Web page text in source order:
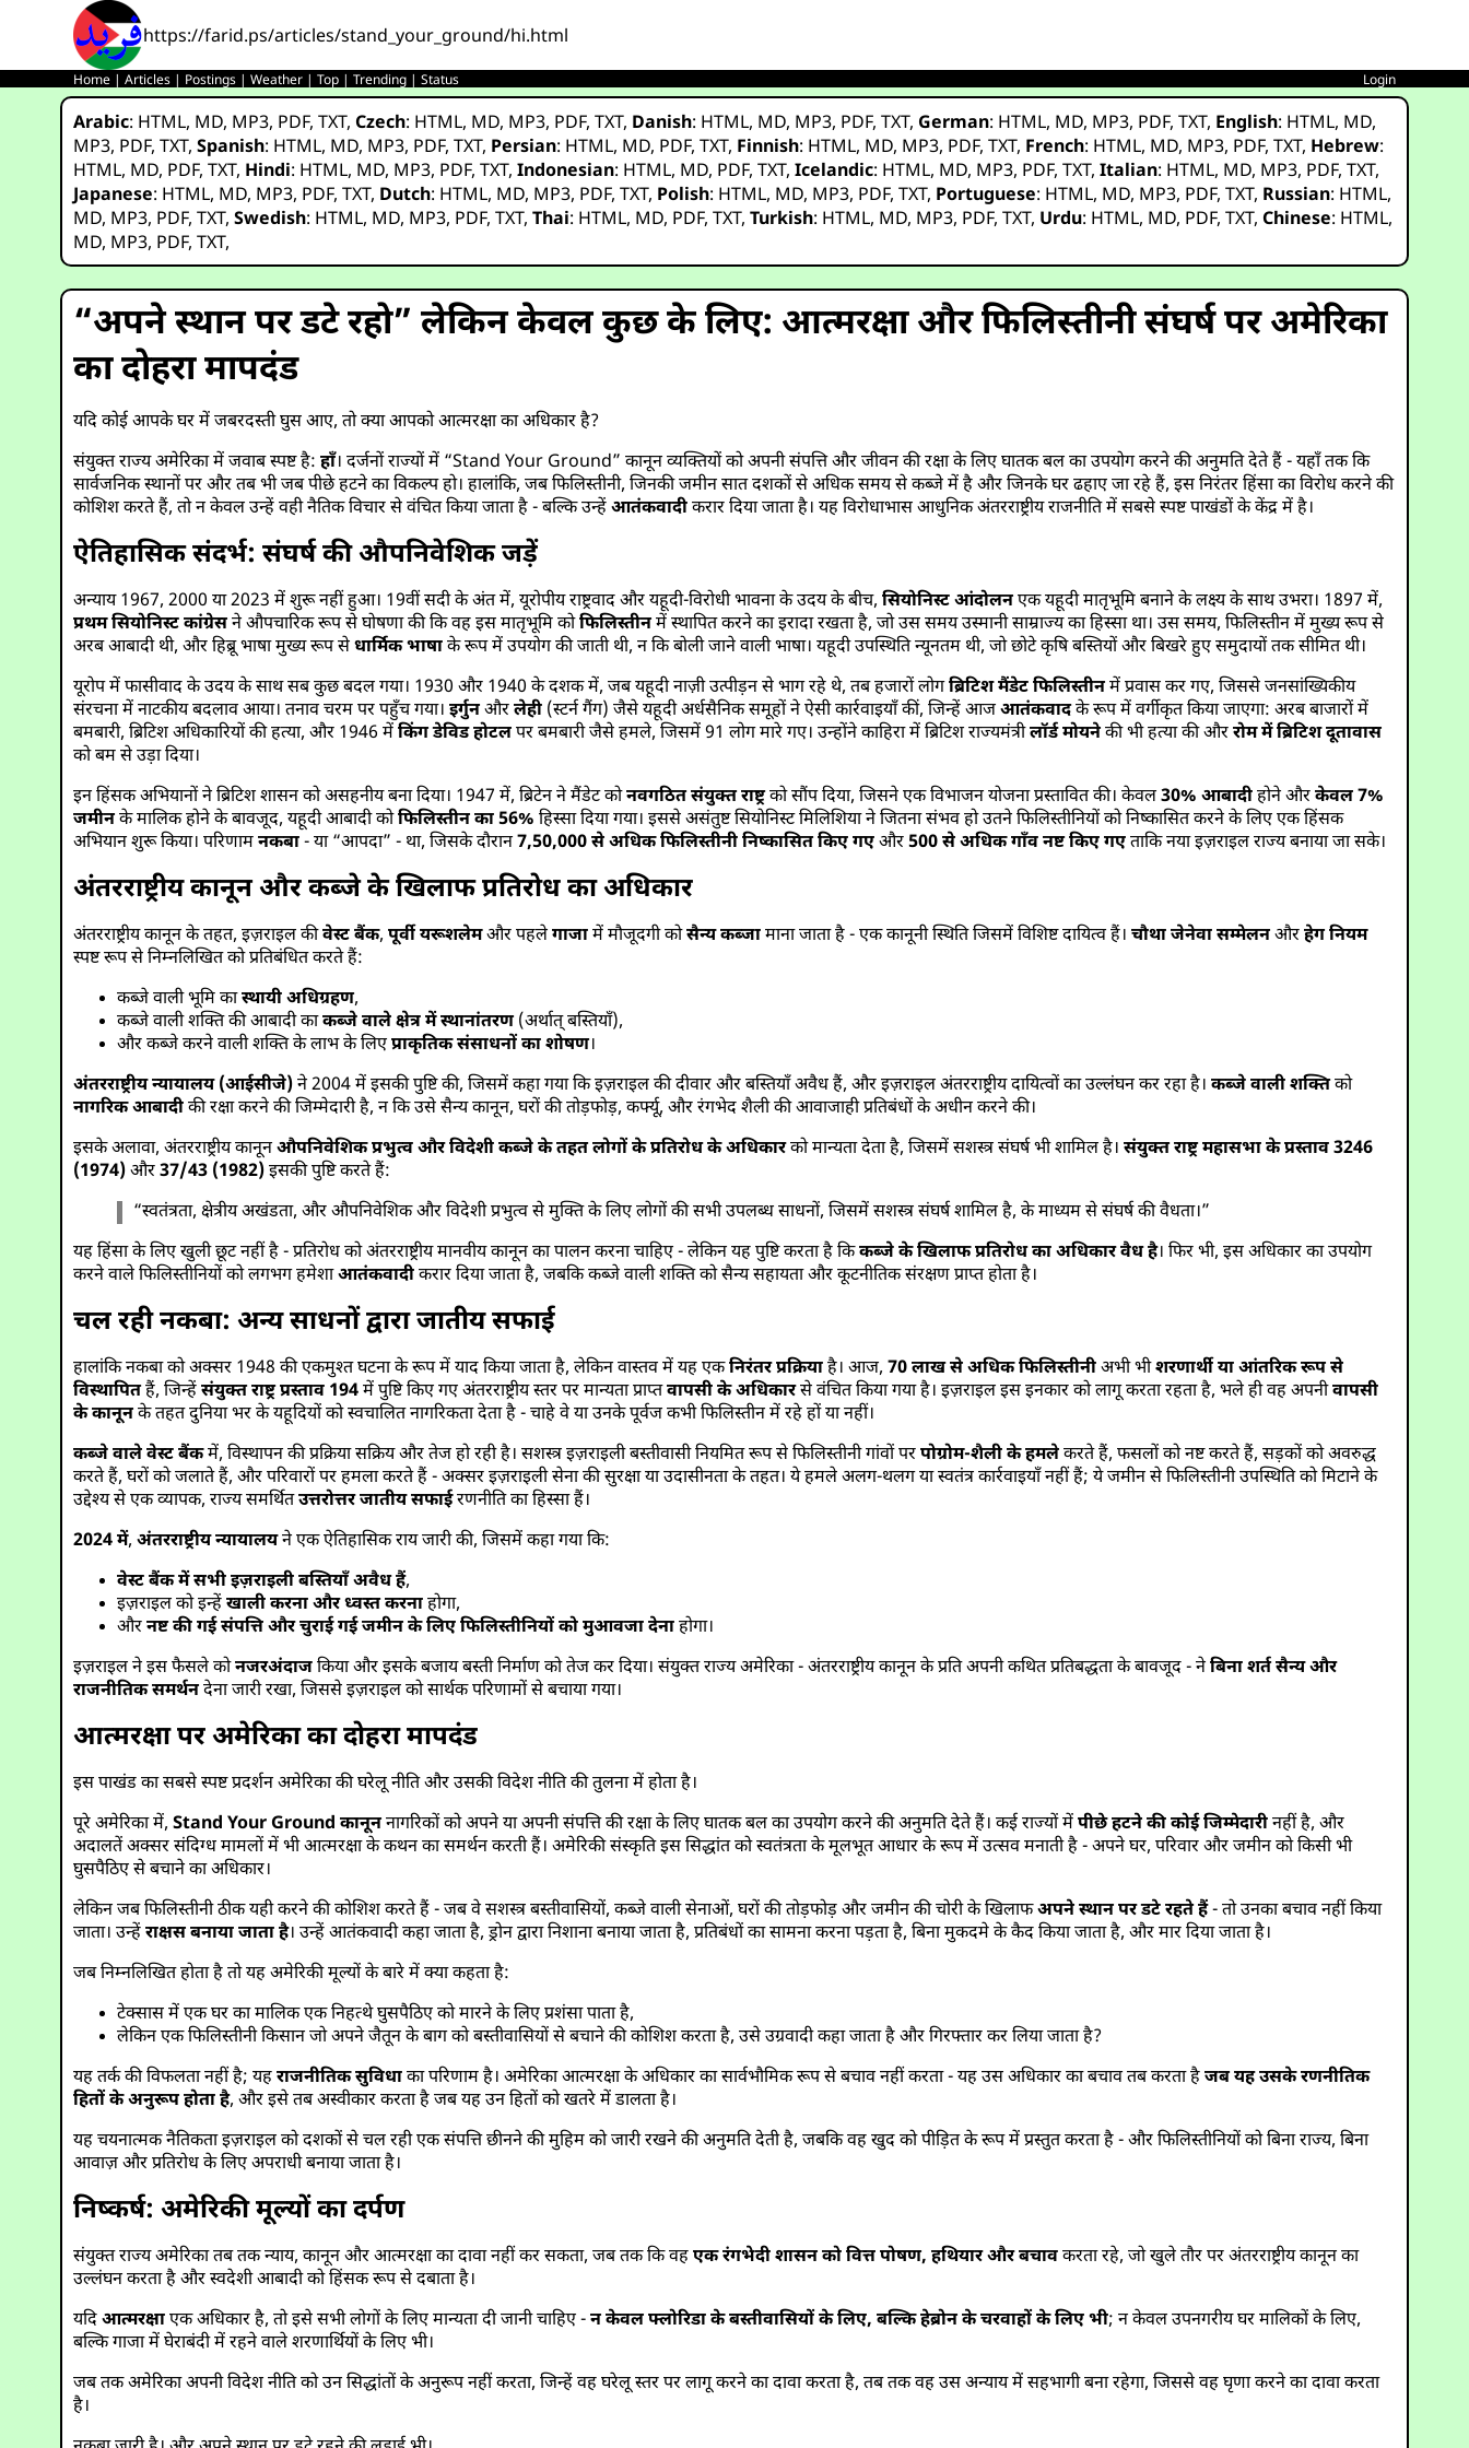
https://farid.ps/articles/stand_your_ground/hi.html
Home |Articles | Postings |Weather |Top |Trending |Status Login
Arabic: HTML, MD, MP3, PDF,TXT,Czech: HTML, MD, MP3, PDF,TXT, Danish: HTML, MD, MP3, PDF,TXT, German: HTML, MD, MP3, PDF,TXT, English: HTML, MD,
MP3, PDF,TXT,Spanish: HTML, MD, MP3, PDF,TXT, Persian: HTML, MD, PDF,TXT, Finnish: HTML, MD, MP3, PDF,TXT, French: HTML, MD, MP3, PDF,TXT, Hebrew:
HTML, MD, PDF,TXT, Hindi: HTML, MD, MP3, PDF,TXT,Indonesian: HTML, MD, PDF,TXT,Icelandic: HTML, MD, MP3, PDF,TXT,Italian: HTML, MD, MP3, PDF,TXT,
Japanese: HTML, MD, MP3, PDF,TXT, Dutch: HTML, MD, MP3, PDF,TXT, Polish: HTML, MD, MP3, PDF,TXT, Portuguese: HTML, MD, MP3, PDF,TXT, Russian: HTML,
MD, MP3, PDF,TXT,Swedish: HTML, MD, MP3, PDF,TXT,Thai: HTML, MD, PDF,TXT,Turkish: HTML, MD, MP3, PDF,TXT, Urdu: HTML, MD, PDF,TXT,Chinese: HTML,
MD, MP3, PDF,TXT,
“अपने स्थान पर डटे रहो” लेकिन केवल कुछ के लिए: आत्मरक्षा और फिलिस्तीनी संघर्ष पर अमेरिका
का दोहरा मापदंड
यदि कोई आपके घर में जबरदस्ती घुस आए, तो क्या आपको आत्मरक्षा का अधिकार है?
संयुक्त राज्य अमेरिका में जवाब स्पष्ट है:हाँ। दर्जनों राज्यों में “Stand Your Ground” कानून व्यक्तियों को अपनी संपत्ति और जीवन की रक्षा के लिए घातक बल का उपयोग करने की अनुमति देते हैं - यहाँ तक कि
सार्वजनिक स्थानों पर और तब भी जब पीछे हटने का विकल्प हो। हालांकि, जब फिलिस्तीनी, जिनकी जमीन सात दशकों से अधिक समय से कब्जे में है और जिनके घर ढहाए जा रहे हैं, इस निरंतर हिंसा का विरोध करने की
कोशिश करते हैं, तो न केवल उन्हें वही नैतिक विचार से वंचित किया जाता है - बल्कि उन्हेंआतंकवादीकरार दिया जाता है। यह विरोधाभास आधुनिक अंतरराष्ट्रीय राजनीति में सबसे स्पष्ट पाखंडों के केंद्र में है।
ऐतिहासिक संदर्भ: संघर्ष की औपनिवेशिक जड़ें
अन्याय 1967, 2000 या 2023 में शुरू नहीं हुआ। 19वीं सदी के अंत में, यूरोपीय राष्ट्रवाद और यहूदी-विरोधी भावना के उदय के बीच,सियोनिस्ट आंदोलनएक यहूदी मातृभूमि बनाने के लक्ष्य के साथ उभरा। 1897 में,
प्रथम सियोनिस्ट कांग्रेसने औपचारिक रूप से घोषणा की कि वह इस मातृभूमि कोफिलिस्तीनमें स्थापित करने का इरादा रखता है, जो उस समय उस्मानी साम्राज्य का हिस्सा था। उस समय, फिलिस्तीन में मुख्य रूप से
अरब आबादी थी, और हिब्रू भाषा मुख्य रूप सेधार्मिक भाषाके रूप में उपयोग की जाती थी, न कि बोली जाने वाली भाषा। यहूदी उपस्थिति न्यूनतम थी, जो छोटे कृषि बस्तियों और बिखरे हुए समुदायों तक सीमित थी।
यूरोप में फासीवाद के उदय के साथ सब कुछ बदल गया। 1930 और 1940 के दशक में, जब यहूदी नाज़ी उत्पीड़न से भाग रहे थे, तब हजारों लोगब्रिटिश मैंडेट फिलिस्तीनमें प्रवास कर गए, जिससे जनसांख्यिकीय
संरचना में नाटकीय बदलाव आया। तनाव चरम पर पहुँच गया।इर्गुनऔरलेही (स्टर्न गैंग) जैसे यहूदी अर्धसैनिक समूहों ने ऐसी कार्रवाइयाँ कीं, जिन्हें आजआतंकवादके रूप में वर्गीकृत किया जाएगा: अरब बाजारों में
बमबारी, ब्रिटिश अधिकारियों की हत्या, और 1946 मेंकिंग डेविड होटलपर बमबारी जैसे हमले, जिसमें 91 लोग मारे गए। उन्होंने काहिरा में ब्रिटिश राज्यमंत्रीलॉर्ड मोयनेकी भी हत्या की औररोम में ब्रिटिश दूतावास
को बम से उड़ा दिया।
इन हिंसक अभियानों ने ब्रिटिश शासन को असहनीय बना दिया। 1947 में, ब्रिटेन ने मैंडेट कोनवगठित संयुक्त राष्ट्रको सौंप दिया, जिसने एक विभाजन योजना प्रस्तावित की। केवल30% आबादीहोने औरकेवल 7%
जमीनके मालिक होने के बावजूद, यहूदी आबादी कोफिलिस्तीन का 56% हिस्सा दिया गया। इससे असंतुष्ट सियोनिस्ट मिलिशिया ने जितना संभव हो उतने फिलिस्तीनियों को निष्कासित करने के लिए एक हिंसक
अभियान शुरू किया। परिणामनकबा- या “आपदा” - था, जिसके दौरान7,50,000 से अधिक फिलिस्तीनी निष्कासित किए गएऔर500 से अधिक गाँव नष्ट किए गएताकि नया इज़राइल राज्य बनाया जा सके।
अंतरराष्ट्रीय कानून और कब्जे के खिलाफ प्रतिरोध का अधिकार
अंतरराष्ट्रीय कानून के तहत, इज़राइल कीवेस्ट बैंक,पूर्वी यरूशलेमऔर पहलेगाजामें मौजूदगी कोसैन्य कब्जामाना जाता है - एक कानूनी स्थिति जिसमें विशिष्ट दायित्व हैं।चौथा जेनेवा सम्मेलनऔरहेग नियम
स्पष्ट रूप से निम्नलिखित को प्रतिबंधित करते हैं:
कब्जे वाली भूमि कास्थायी अधिग्रहण,
कब्जे वाली शक्ति की आबादी काकब्जे वाले क्षेत्र में स्थानांतरण(अर्थात् बस्तियाँ),
और कब्जे करने वाली शक्ति के लाभ के लिएप्राकृतिक संसाधनों का शोषण।
अंतरराष्ट्रीय न्यायालय (आईसीजे)ने 2004 में इसकी पुष्टि की, जिसमें कहा गया कि इज़राइल की दीवार और बस्तियाँ अवैध हैं, और इज़राइल अंतरराष्ट्रीय दायित्वों का उल्लंघन कर रहा है।कब्जे वाली शक्तिको
नागरिक आबादीकी रक्षा करने की जिम्मेदारी है, न कि उसे सैन्य कानून, घरों की तोड़फोड़, कर्फ्यू, और रंगभेद शैली की आवाजाही प्रतिबंधों के अधीन करने की।
इसके अलावा, अंतरराष्ट्रीय कानूनऔपनिवेशिक प्रभुत्व और विदेशी कब्जे के तहत लोगों के प्रतिरोध के अधिकारको मान्यता देता है, जिसमें सशस्त्र संघर्ष भी शामिल है।संयुक्त राष्ट्र महासभा के प्रस्ताव 3246
(1974)और37/43 (1982)इसकी पुष्टि करते हैं:
“स्वतंत्रता, क्षेत्रीय अखंडता, और औपनिवेशिक और विदेशी प्रभुत्व से मुक्ति के लिए लोगों की सभी उपलब्ध साधनों, जिसमें सशस्त्र संघर्ष शामिल है, के माध्यम से संघर्ष की वैधता।”
यह हिंसा के लिए खुली छूट नहीं है - प्रतिरोध को अंतरराष्ट्रीय मानवीय कानून का पालन करना चाहिए - लेकिन यह पुष्टि करता है किकब्जे के खिलाफ प्रतिरोध का अधिकार वैध है। फिर भी, इस अधिकार का उपयोग
करने वाले फिलिस्तीनियों को लगभग हमेशाआतंकवादीकरार दिया जाता है, जबकि कब्जे वाली शक्ति को सैन्य सहायता और कूटनीतिक संरक्षण प्राप्त होता है।
चल रही नकबा: अन्य साधनों द्वारा जातीय सफाई
हालांकि नकबा को अक्सर 1948 की एकमुश्त घटना के रूप में याद किया जाता है, लेकिन वास्तव में यह एकनिरंतर प्रक्रियाहै। आज,70 लाख से अधिक फिलिस्तीनीअभी भीशरणार्थी या आंतरिक रूप से
विस्थापितहैं, जिन्हेंसंयुक्त राष्ट्र प्रस्ताव 194में पुष्टि किए गए अंतरराष्ट्रीय स्तर पर मान्यता प्राप्तवापसी के अधिकारसे वंचित किया गया है। इज़राइल इस इनकार को लागू करता रहता है, भले ही वह अपनीवापसी
के कानूनके तहत दुनिया भर के यहूदियों को स्वचालित नागरिकता देता है - चाहे वे या उनके पूर्वज कभी फिलिस्तीन में रहे हों या नहीं।
कब्जे वाले वेस्ट बैंकमें, विस्थापन की प्रक्रिया सक्रिय और तेज हो रही है। सशस्त्र इज़राइली बस्तीवासी नियमित रूप से फिलिस्तीनी गांवों परपोग्रोम-शैली के हमलेकरते हैं, फसलों को नष्ट करते हैं, सड़कों को अवरुद्ध
करते हैं, घरों को जलाते हैं, और परिवारों पर हमला करते हैं - अक्सर इज़राइली सेना की सुरक्षा या उदासीनता के तहत। ये हमले अलग-थलग या स्वतंत्र कार्रवाइयाँ नहीं हैं; ये जमीन से फिलिस्तीनी उपस्थिति को मिटाने के
उद्देश्य से एक व्यापक, राज्य समर्थितउत्तरोत्तर जातीय सफाईरणनीति का हिस्सा हैं।
2024 में,अंतरराष्ट्रीय न्यायालयने एक ऐतिहासिक राय जारी की, जिसमें कहा गया कि:
वेस्ट बैंक में सभी इज़राइली बस्तियाँ अवैध हैं,
इज़राइल को इन्हेंखाली करना और ध्वस्त करनाहोगा,
औरनष्ट की गई संपत्ति और चुराई गई जमीन के लिए फिलिस्तीनियों को मुआवजा देनाहोगा।
इज़राइल ने इस फैसले कोनजरअंदाजकिया और इसके बजाय बस्ती निर्माण को तेज कर दिया। संयुक्त राज्य अमेरिका - अंतरराष्ट्रीय कानून के प्रति अपनी कथित प्रतिबद्धता के बावजूद - नेबिना शर्त सैन्य और
राजनीतिक समर्थनदेना जारी रखा, जिससे इज़राइल को सार्थक परिणामों से बचाया गया।
आत्मरक्षा पर अमेरिका का दोहरा मापदंड
इस पाखंड का सबसे स्पष्ट प्रदर्शन अमेरिका की घरेलू नीति और उसकी विदेश नीति की तुलना में होता है।
पूरे अमेरिका में,Stand Your Ground कानूननागरिकों को अपने या अपनी संपत्ति की रक्षा के लिए घातक बल का उपयोग करने की अनुमति देते हैं। कई राज्यों मेंपीछे हटने की कोई जिम्मेदारीनहीं है, और
अदालतें अक्सर संदिग्ध मामलों में भी आत्मरक्षा के कथन का समर्थन करती हैं। अमेरिकी संस्कृति इस सिद्धांत को स्वतंत्रता के मूलभूत आधार के रूप में उत्सव मनाती है - अपने घर, परिवार और जमीन को किसी भी
घुसपैठिए से बचाने का अधिकार।
लेकिन जब फिलिस्तीनी ठीक यही करने की कोशिश करते हैं - जब वे सशस्त्र बस्तीवासियों, कब्जे वाली सेनाओं, घरों की तोड़फोड़ और जमीन की चोरी के खिलाफअपने स्थान पर डटे रहते हैं- तो उनका बचाव नहीं किया
जाता। उन्हेंराक्षस बनाया जाता है। उन्हें आतंकवादी कहा जाता है, ड्रोन द्वारा निशाना बनाया जाता है, प्रतिबंधों का सामना करना पड़ता है, बिना मुकदमे के कैद किया जाता है, और मार दिया जाता है।
जब निम्नलिखित होता है तो यह अमेरिकी मूल्यों के बारे में क्या कहता है:
टेक्सास में एक घर का मालिक एक निहत्थे घुसपैठिए को मारने के लिए प्रशंसा पाता है,
लेकिन एक फिलिस्तीनी किसान जो अपने जैतून के बाग को बस्तीवासियों से बचाने की कोशिश करता है, उसे उग्रवादी कहा जाता है और गिरफ्तार कर लिया जाता है?
यह तर्क की विफलता नहीं है; यहराजनीतिक सुविधाका परिणाम है। अमेरिका आत्मरक्षा के अधिकार का सार्वभौमिक रूप से बचाव नहीं करता - यह उस अधिकार का बचाव तब करता हैजब यह उसके रणनीतिक
हितों के अनुरूप होता है, और इसे तब अस्वीकार करता है जब यह उन हितों को खतरे में डालता है।
यह चयनात्मक नैतिकता इज़राइल को दशकों से चल रही एक संपत्ति छीनने की मुहिम को जारी रखने की अनुमति देती है, जबकि वह खुद को पीड़ित के रूप में प्रस्तुत करता है - और फिलिस्तीनियों को बिना राज्य, बिना
आवाज़ और प्रतिरोध के लिए अपराधी बनाया जाता है।
निष्कर्ष: अमेरिकी मूल्यों का दर्पण
संयुक्त राज्य अमेरिका तब तक न्याय, कानून और आत्मरक्षा का दावा नहीं कर सकता, जब तक कि वहएक रंगभेदी शासन को वित्त पोषण, हथियार और बचावकरता रहे, जो खुले तौर पर अंतरराष्ट्रीय कानून का
उल्लंघन करता है और स्वदेशी आबादी को हिंसक रूप से दबाता है।
यदिआत्मरक्षाएक अधिकार है, तो इसे सभी लोगों के लिए मान्यता दी जानी चाहिए -न केवल फ्लोरिडा के बस्तीवासियों के लिए, बल्कि हेब्रोन के चरवाहों के लिए भी; न केवल उपनगरीय घर मालिकों के लिए,
बल्कि गाजा में घेराबंदी में रहने वाले शरणार्थियों के लिए भी।
जब तक अमेरिका अपनी विदेश नीति को उन सिद्धांतों के अनुरूप नहीं करता, जिन्हें वह घरेलू स्तर पर लागू करने का दावा करता है, तब तक वह उस अन्याय में सहभागी बना रहेगा, जिससे वह घृणा करने का दावा करता
है।